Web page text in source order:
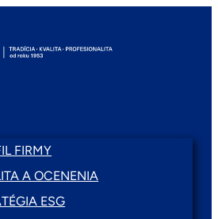
FIRMY
A OCENENIA
ESG